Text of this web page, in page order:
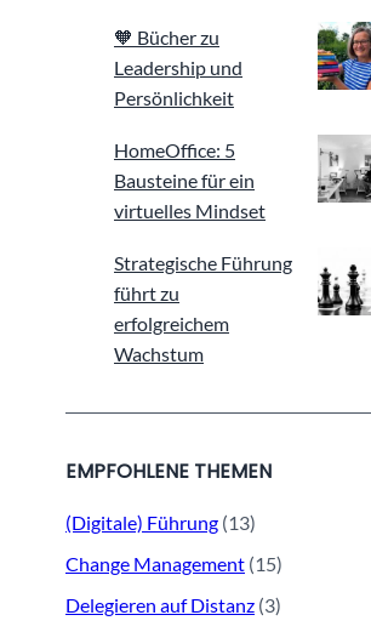
🧡 Bücher zu
Leadership und
Persönlichkeit
HomeOffice: 5
Bausteine für ein
virtuelles Mindset
Strategische Führung
führt zu
erfolgreichem
Wachstum
EMPFOHLENE THEMEN
(Digitale) Führung (13)
Change Management (15)
Delegieren auf Distanz (3)